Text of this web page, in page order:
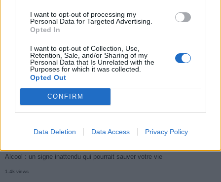
I want to opt-out of processing my
Personal Data for Targeted Advertising.
Opted In
I want to opt-out of Collection, Use,
Retention, Sale, and/or Sharing of my
Personal Data that Is Unrelated with the
Purposes for which it was collected.
Opted Out
CONFIRM
Data Deletion Data Access Privacy Policy
meilleur pour le cœur
Cancer du foie : Symptômes silencieux mais vitaux à connaître
CARTE. Le cancer est plus mortel dans cette région qu’ailleurs : les
habitants appelés à la vigilance
Alcool : un signe inattendu qui pourrait sauver votre vie
1.4k views